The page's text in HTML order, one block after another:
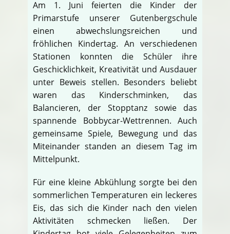
Am 1. Juni feierten die Kinder der
Primarstufe unserer Gutenbergschule
einen abwechslungsreichen und
fröhlichen Kindertag. An verschiedenen
Stationen konnten die Schüler ihre
Geschicklichkeit, Kreativität und Ausdauer
unter Beweis stellen. Besonders beliebt
waren das Kinderschminken, das
Balancieren, der Stopptanz sowie das
spannende Bobbycar-Wettrennen. Auch
gemeinsame Spiele, Bewegung und das
Miteinander standen an diesem Tag im
Mittelpunkt.
Für eine kleine Abkühlung sorgte bei den
sommerlichen Temperaturen ein leckeres
Eis, das sich die Kinder nach den vielen
Aktivitäten schmecken ließen. Der